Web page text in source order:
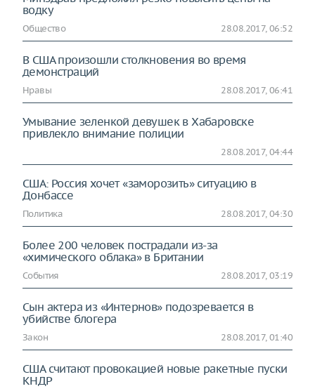
водку
Общество 28.08.2017, 06:52
В США произошли столкновения во время
демонстраций
Нравы 28.08.2017, 06:41
Умывание зеленкой девушек в Хабаровске
привлекло внимание полиции
28.08.2017, 04:44
США: Россия хочет «заморозить» ситуацию в
Донбассе
Политика 28.08.2017, 04:30
Более 200 человек пострадали из-за
«химического облака» в Британии
События 28.08.2017, 03:19
Сын актера из «Интернов» подозревается в
убийстве блогера
Закон 28.08.2017, 01:40
США считают провокацией новые ракетные пуски
КНДР